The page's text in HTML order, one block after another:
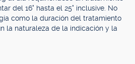
del 16° hasta el 25° inclusive. No
como la duración del tratamiento
la naturaleza de la indicación y la